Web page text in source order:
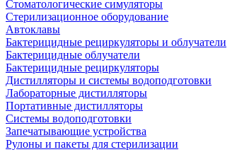
Стоматологические симуляторы
Стерилизационное оборудование
Автоклавы
Бактерицидные рециркуляторы и облучатели
Бактерицидные облучатели
Бактерицидные рециркуляторы
Дистилляторы и системы водоподготовки
Лабораторные дистилляторы
Портативные дистилляторы
Системы водоподготовки
Запечатывающие устройства
Рулоны и пакеты для стерилизации